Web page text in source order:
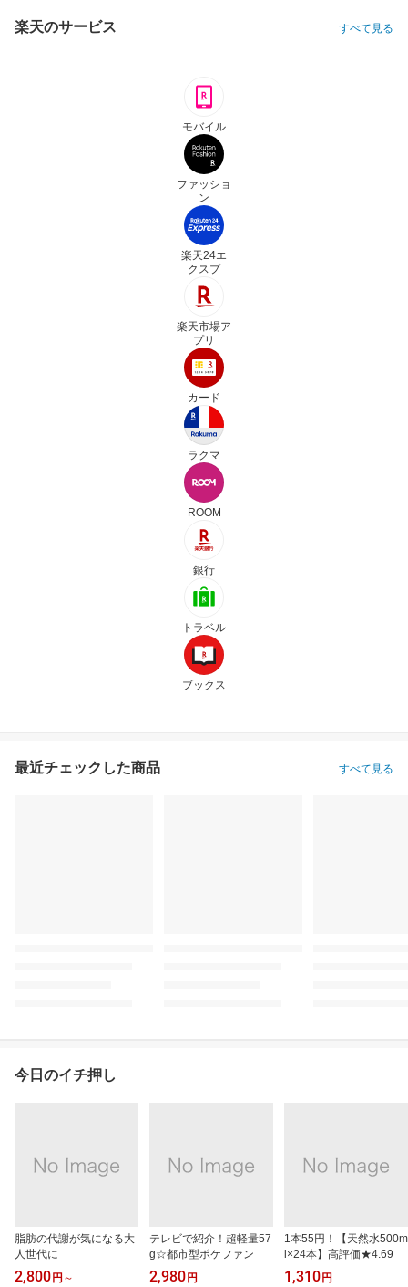
楽天のサービス すべて見る
モバイル
ファッショ
ン
楽天24エ
クスプ
楽天市場ア
プリ
カード
ラクマ
ROOM
銀行
トラベル
ブックス
最近チェックした商品 すべて見る
今日のイチ押し
脂肪の代謝が気になる大
人世代に
2,800 円 ～
テレビで紹介！超軽量57
g☆都市型ポケファン
2,980 円
1本55円！【天然水500m
l×24本】高評価★4.69
1,310 円